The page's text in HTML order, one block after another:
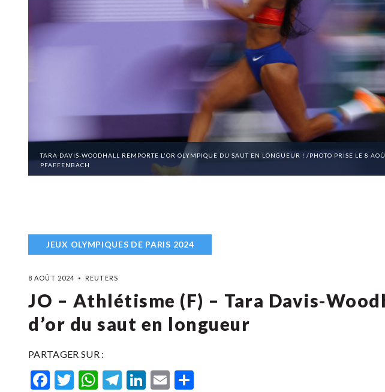
TARA DAVIS-WOODHALL REMPORTE L'OR OLYMPIQUE DU SAUT EN LONGUEUR ! /PHOTO PRISE LE 8
PFAFFENBACH
JEUX OLYMPIQUES DE PARIS 2024
8 AOÛT 2024 REUTERS
JO – Athlétisme (F) – Tara Davis-
d’or du saut en longueur
PARTAGER SUR :
Facebook
Twitter
WhatsApp
Telegram
LinkedIn
Email